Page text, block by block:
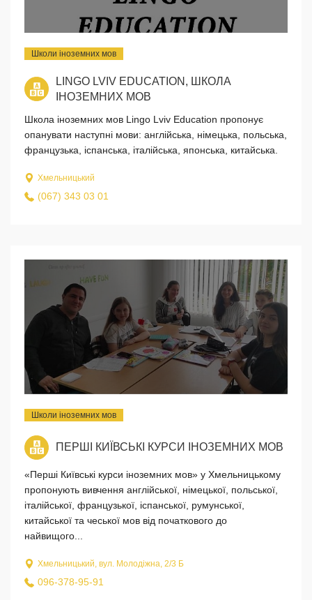
Школи іноземних мов
LINGO LVIV EDUCATION, ШКОЛА
ІНОЗЕМНИХ МОВ
Школа іноземних мов Lingo Lviv Education пропонує
опанувати наступні мови: англійська, німецька, польська,
французька, іспанська, італійська, японська, китайська.
Хмельницький
(067) 343 03 01
Школи іноземних мов
ПЕРШІ КИЇВСЬКІ КУРСИ ІНОЗЕМНИХ МОВ
«Перші Київські курси іноземних мов» у Хмельницькому
пропонують вивчення англійської, німецької, польської,
італійської, французької, іспанської, румунської,
китайської та чеської мов від початкового до
найвищого...
Хмельницький, вул. Молодіжна, 2/3 Б
096-378-95-91